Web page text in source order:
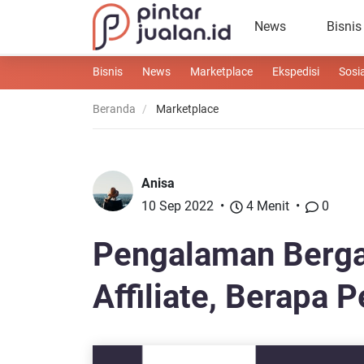
News Bisnis
Bisnis News Marketplace Ekspedisi
Beranda Marketplace
Pengalaman
Affiliate, Berapa
Anisa
10 Sep 2022
4 Menit 0